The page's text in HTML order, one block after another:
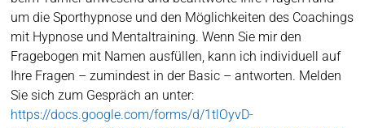
um die Sporthypnose und den Möglichkeiten des Coachings
mit Hypnose und Mentaltraining. Wenn Sie mir den
Fragebogen mit Namen ausfüllen, kann ich individuell auf
Ihre Fragen – zumindest in der Basic – antworten. Melden
Sie sich zum Gespräch an unter:
https://docs.google.com/forms/d/1tlOyvD-